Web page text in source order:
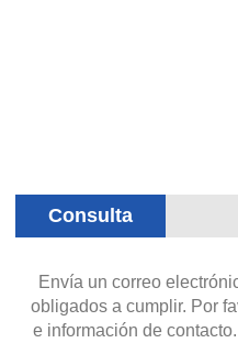
Consulta
Envía un correo
obligados a cumplir. Por
e información de